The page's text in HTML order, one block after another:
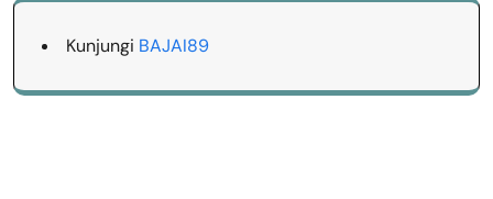
Kunjungi BAJAI89